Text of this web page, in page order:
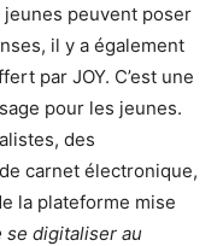
peuvent poser
il y a également
par JOY. C’est une
pour les jeunes.
des
carnet électronique,
la plateforme mise
se digitaliser au